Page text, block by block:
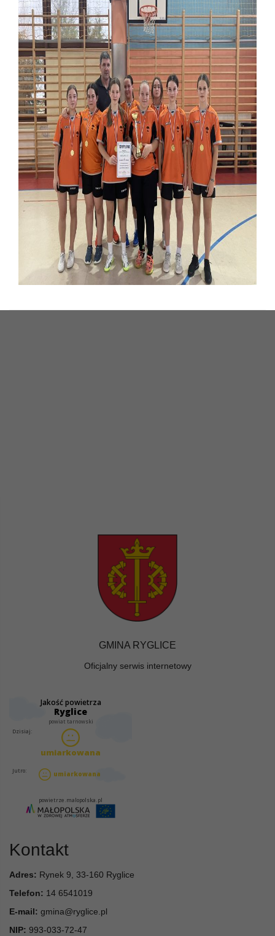
GMINA RYGLICE
Oficjalny serwis internetowy
Kontakt
Adres: Rynek 9, 33-160 Ryglice
Telefon: 14 6541019
E-mail: gmina@ryglice.pl
NIP: 993-033-72-47